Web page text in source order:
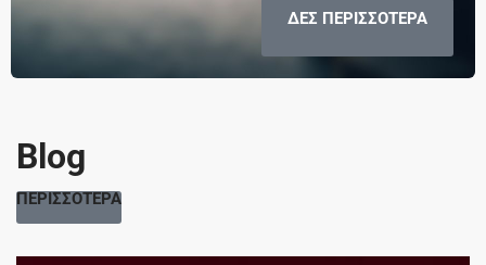
ΔΕΣ ΠΕΡΙΣΣΟΤΕΡΑ
Blog
ΠΕΡΙΣΣΟΤΕΡΑ